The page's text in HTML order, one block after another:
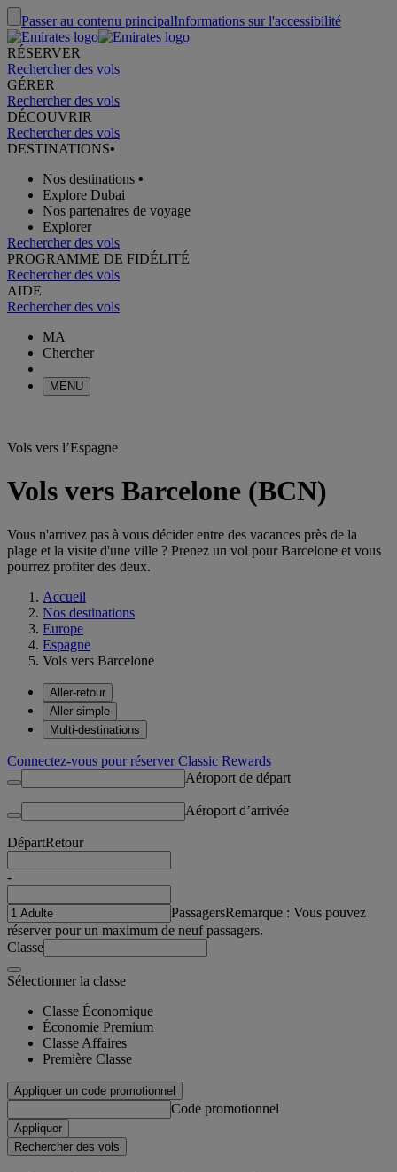
Passer au contenu principalInformations sur l'accessibilité
RÉSERVER
Rechercher des vols
GÉRER
Rechercher des vols
DÉCOUVRIR
Rechercher des vols
DESTINATIONS•
Nos destinations •
Explore Dubai
Nos partenaires de voyage
Explorer
Rechercher des vols
PROGRAMME DE FIDÉLITÉ
Rechercher des vols
AIDE
Rechercher des vols
MA
Chercher
MENU
Vols vers l’Espagne
Vols vers Barcelone (BCN)
Vous n'arrivez pas à vous décider entre des vacances près de la
plage et la visite d'une ville ? Prenez un vol pour Barcelone et vous
pourrez profiter des deux.
Accueil
Nos destinations
Europe
Espagne
Vols vers Barcelone
Aller-retour
Aller simple
Multi-destinations
Connectez-vous pour réserver Classic Rewards
Aéroport de départ
Aéroport d’arrivée
DépartRetour
-
PassagersRemarque : Vous pouvez
réserver pour un maximum de neuf passagers.
Classe
Sélectionner la classe
Classe Économique
Économie Premium
Classe Affaires
Première Classe
Appliquer un code promotionnel
Code promotionnel
Appliquer
Rechercher des vols